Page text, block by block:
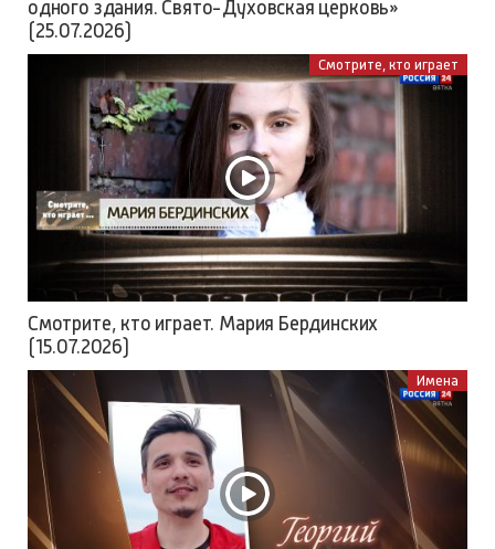
одного здания. Свято-Духовская церковь»
(25.07.2026)
Смотрите, кто играет
Смотрите, кто играет. Мария Бердинских
(15.07.2026)
Имена